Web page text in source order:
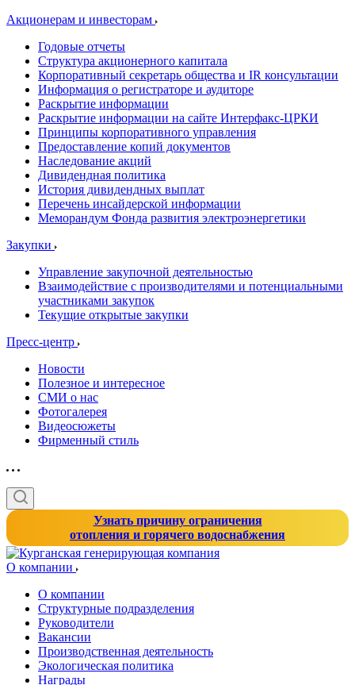
Акционерам и инвесторам
Годовые отчеты
Структура акционерного капитала
Корпоративный секретарь общества и IR консультации
Информация о регистраторе и аудиторе
Раскрытие информации
Раскрытие информации на сайте Интерфакс-ЦРКИ
Принципы корпоративного управления
Предоставление копий документов
Наследование акций
Дивидендная политика
История дивидендных выплат
Перечень инсайдерской информации
Меморандум Фонда развития электроэнергетики
Закупки
Управление закупочной деятельностью
Взаимодействие с производителями и потенциальными
участниками закупок
Текущие открытые закупки
Пресс-центр
Новости
Полезное и интересное
СМИ о нас
Фотогалерея
Видеосюжеты
Фирменный стиль
Узнать причину ограничения
отопления и горячего водоснабжения
О компании
О компании
Структурные подразделения
Руководители
Вакансии
Производственная деятельность
Экологическая политика
Награды